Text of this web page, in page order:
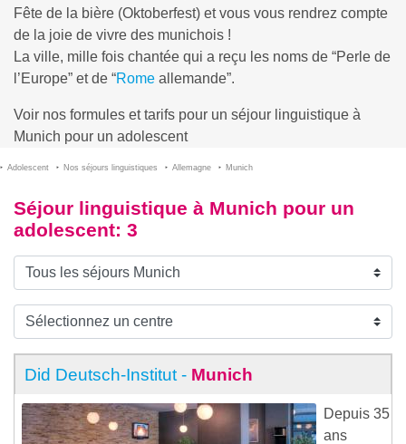
Fête de la bière (Oktoberfest) et vous vous rendrez compte
de la joie de vivre des munichois !
La ville, mille fois chantée qui a reçu les noms de “Perle de
l’Europe” et de “Rome allemande”.
Voir nos formules et tarifs pour un séjour linguistique à
Munich pour un adolescent
Adolescent Nos séjours linguistiques Allemagne Munich
Séjour linguistique à Munich pour un
adolescent: 3
Did Deutsch-Institut - Munich
Depuis 35
ans